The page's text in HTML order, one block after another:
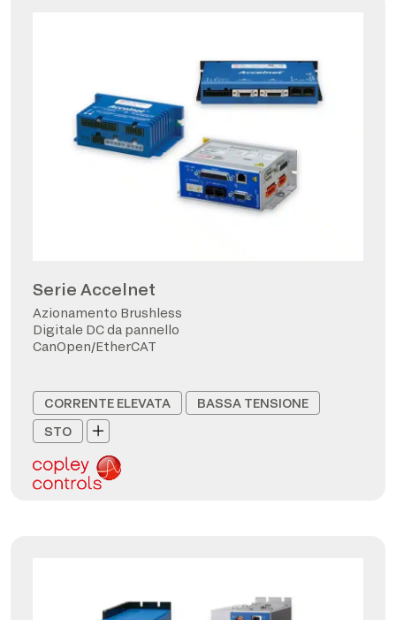
Serie Accelnet
Azionamento Brushless
Digitale DC da pannello
CanOpen/EtherCAT
CORRENTE ELEVATA
BASSA TENSIONE
STO